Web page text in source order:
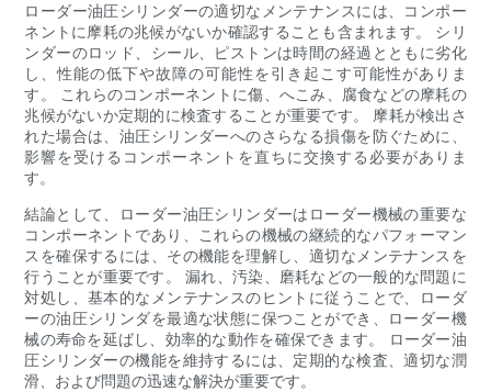
ローダー油圧シリンダーの適切なメンテナンスには、コンポー
ネントに摩耗の兆候がないか確認することも含まれます。 シリ
ンダーのロッド、シール、ピストンは時間の経過とともに劣化
し、性能の低下や故障の可能性を引き起こす可能性がありま
す。 これらのコンポーネントに傷、へこみ、腐食などの摩耗の
兆候がないか定期的に検査することが重要です。 摩耗が検出さ
れた場合は、油圧シリンダーへのさらなる損傷を防ぐために、
影響を受けるコンポーネントを直ちに交換する必要がありま
す。
結論として、ローダー油圧シリンダーはローダー機械の重要な
コンポーネントであり、これらの機械の継続的なパフォーマン
スを確保するには、その機能を理解し、適切なメンテナンスを
行うことが重要です。 漏れ、汚染、磨耗などの一般的な問題に
対処し、基本的なメンテナンスのヒントに従うことで、ローダ
ーの油圧シリンダを最適な状態に保つことができ、ローダー機
械の寿命を延ばし、効率的な動作を確保できます。 ローダー油
圧シリンダーの機能を維持するには、定期的な検査、適切な潤
滑、および問題の迅速な解決が重要です。